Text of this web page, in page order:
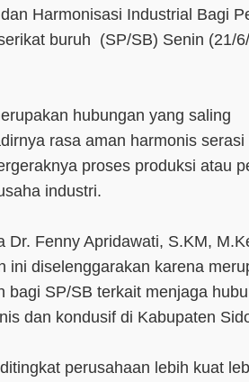
Harmonisasi Industrial Bagi
buruh (SP/SB) Senin (21/
hubungan yang saling
rasa aman harmonis serasi
proses produksi atau
industri.
Dr. Fenny Apridawati, S.KM,
ini diselenggarakan karena
bagi SP/SB terkait menjaga
dan kondusif di Kabupaten
perusahaan lebih kuat